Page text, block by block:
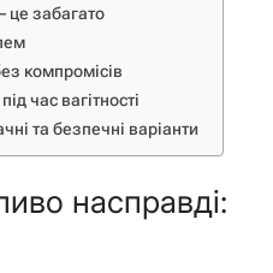
це забагато
компромісів
час вагітності
та безпечні варіанти
насправді: